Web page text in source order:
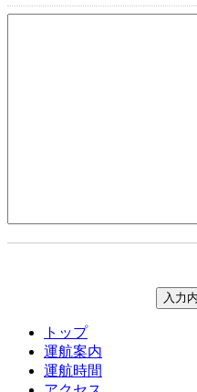
トップ
運航案内
運航時間